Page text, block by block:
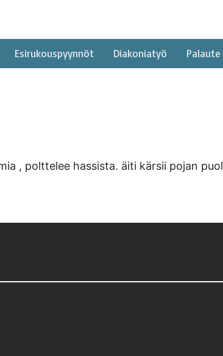
Esirukouspyynnöt Diakoniatyö Palaute
, polttelee hassista. äiti kärsii pojan